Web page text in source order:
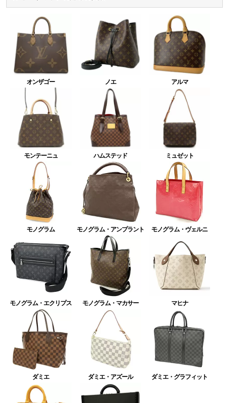
オンザゴー ノエ アルマ
モンテーニュ ハムステッド ミュゼット
モノグラム モノグラム・アンプラント モノグラム・ヴェルニ
モノグラム・エクリプス モノグラム・マカサー マヒナ
ダミエ ダミエ・アズール ダミエ・グラフィット